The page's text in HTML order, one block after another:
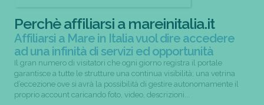
Perchè affiliarsi a mareinitalia.it
Affiliarsi a Mare in Italia vuol dire accedere
ad una infinità di servizi ed opportunità
Il gran numero di visitatori che ogni giorno registra il portale
garantisce a tutte le strutture una continua visibilità; una vetrina
d’eccezione ove si avrà la possibilità di gestire autonomamente il
proprio account caricando foto, video, descrizioni...